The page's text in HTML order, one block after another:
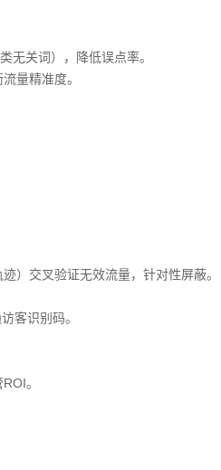
无关词），降低误点率。
量精准度。
）交叉验证无效流量，针对性屏蔽。
客识别码。
。